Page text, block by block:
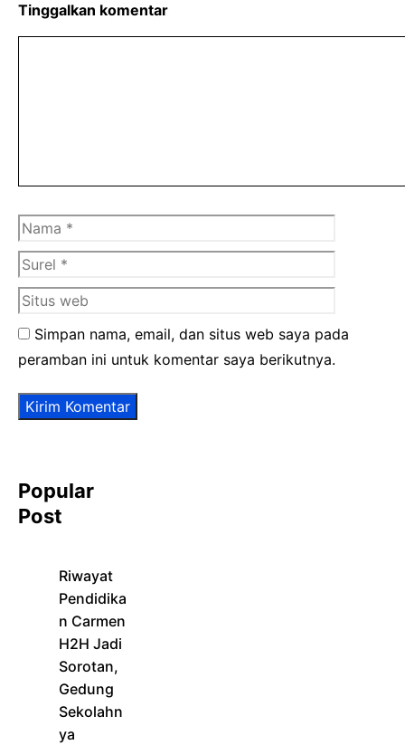
Tinggalkan komentar
Nama
web
Simpan nama, email, dan situs web saya pada
peramban ini untuk komentar saya berikutnya.
Popular
Post
Riwayat
Pendidika
n Carmen
H2H Jadi
Sorotan,
Gedung
Sekolahn
ya